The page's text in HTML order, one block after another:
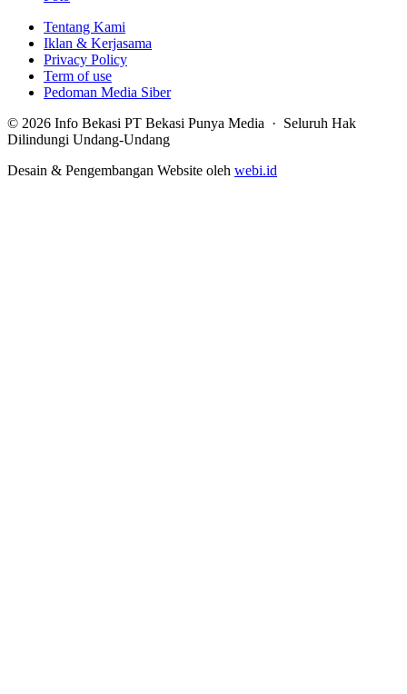
Tentang Kami
Iklan & Kerjasama
Privacy Policy
Term of use
Pedoman Media Siber
© 2026 Info Bekasi PT Bekasi Punya Media · Seluruh Hak
Dilindungi Undang-Undang
Desain & Pengembangan Website oleh webi.id